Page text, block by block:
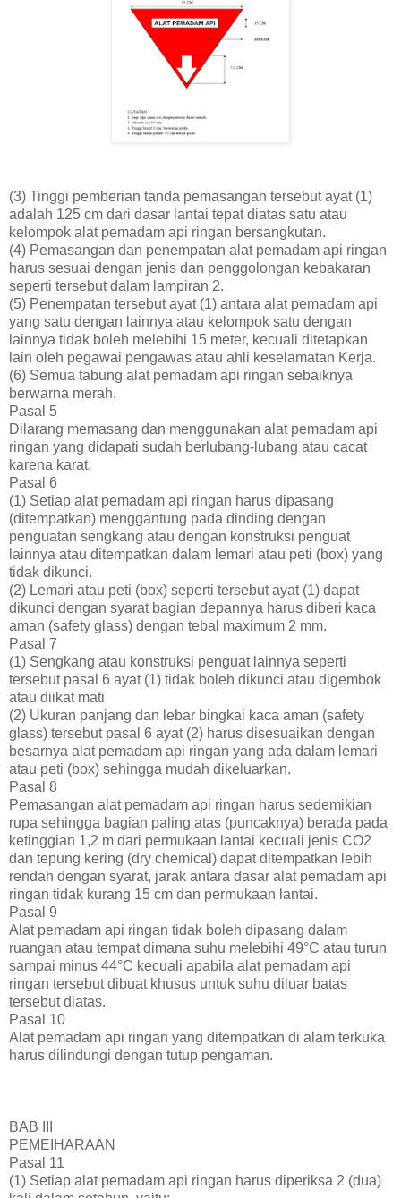
(3) Tinggi pemberian tanda pemasangan tersebut ayat (1)
adalah 125 cm dari dasar lantai tepat diatas satu atau
kelompok alat pemadam api ringan bersangkutan.
(4) Pemasangan dan penempatan alat pemadam api ringan
harus sesuai dengan jenis dan penggolongan kebakaran
seperti tersebut dalam lampiran 2.
(5) Penempatan tersebut ayat (1) antara alat pemadam api
yang satu dengan lainnya atau kelompok satu dengan
lainnya tidak boleh melebihi 15 meter, kecuali ditetapkan
lain oleh pegawai pengawas atau ahli keselamatan Kerja.
(6) Semua tabung alat pemadam api ringan sebaiknya
berwarna merah.
Pasal 5
Dilarang memasang dan menggunakan alat pemadam api
ringan yang didapati sudah berlubang-lubang atau cacat
karena karat.
Pasal 6
(1) Setiap alat pemadam api ringan harus dipasang
(ditempatkan) menggantung pada dinding dengan
penguatan sengkang atau dengan konstruksi penguat
lainnya atau ditempatkan dalam lemari atau peti (box) yang
tidak dikunci.
(2) Lemari atau peti (box) seperti tersebut ayat (1) dapat
dikunci dengan syarat bagian depannya harus diberi kaca
aman (safety glass) dengan tebal maximum 2 mm.
Pasal 7
(1) Sengkang atau konstruksi penguat lainnya seperti
tersebut pasal 6 ayat (1) tidak boleh dikunci atau digembok
atau diikat mati
(2) Ukuran panjang dan lebar bingkai kaca aman (safety
glass) tersebut pasal 6 ayat (2) harus disesuaikan dengan
besarnya alat pemadam api ringan yang ada dalam lemari
atau peti (box) sehingga mudah dikeluarkan.
Pasal 8
Pemasangan alat pemadam api ringan harus sedemikian
rupa sehingga bagian paling atas (puncaknya) berada pada
ketinggian 1,2 m dari permukaan lantai kecuali jenis CO2
dan tepung kering (dry chemical) dapat ditempatkan lebih
rendah dengan syarat, jarak antara dasar alat pemadam api
ringan tidak kurang 15 cm dan permukaan lantai.
Pasal 9
Alat pemadam api ringan tidak boleh dipasang dalam
ruangan atau tempat dimana suhu melebihi 49°C atau turun
sampai minus 44°C kecuali apabila alat pemadam api
ringan tersebut dibuat khusus untuk suhu diluar batas
tersebut diatas.
Pasal 10
Alat pemadam api ringan yang ditempatkan di alam terkuka
harus dilindungi dengan tutup pengaman.
BAB III
PEMEIHARAAN
Pasal 11
(1) Setiap alat pemadam api ringan harus diperiksa 2 (dua)